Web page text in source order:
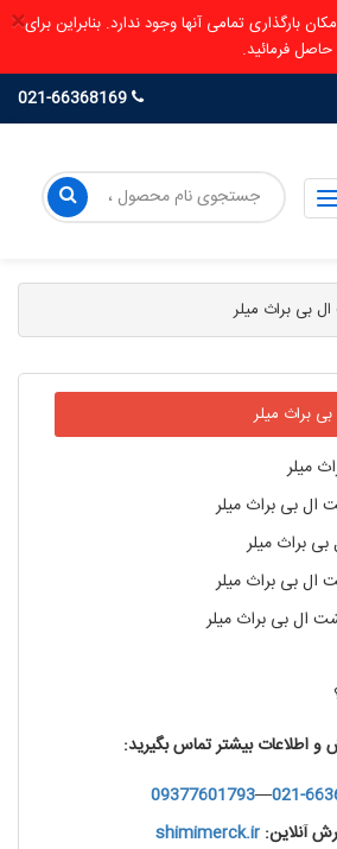
×بارگذاری تمامی آنها وجود ندارد. بنابراین برای
فرمائید.
بی براث میلر
براث میلر
میلر
بی براث میلر
براث میلر
بی براث میلر
ال بی براث میلر
و اطلاعات بیشتر تماس بگیرید:
021-
—
09377601793
آنلاین: shimimerck.ir